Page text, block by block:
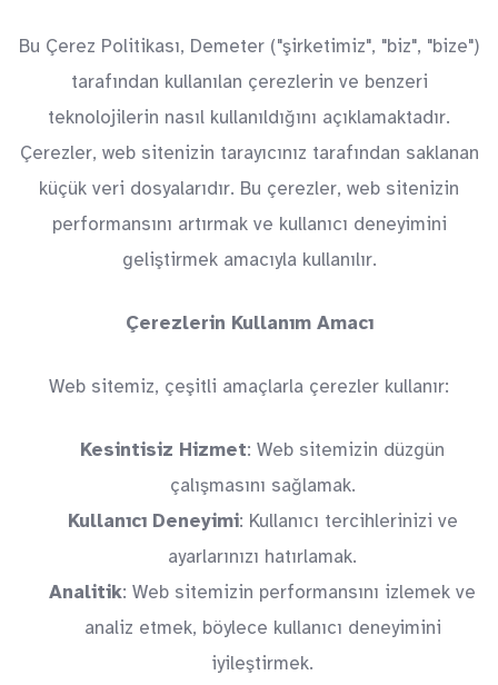
Bu Çerez Politikası, Demeter ("şirketimiz", "biz", "bize")
tarafından kullanılan çerezlerin ve benzeri
teknolojilerin nasıl kullanıldığını açıklamaktadır.
Çerezler, web sitenizin tarayıcınız tarafından saklanan
küçük veri dosyalarıdır. Bu çerezler, web sitenizin
performansını artırmak ve kullanıcı deneyimini
geliştirmek amacıyla kullanılır.
Çerezlerin Kullanım Amacı
Web sitemiz, çeşitli amaçlarla çerezler kullanır:
Kesintisiz Hizmet: Web sitemizin düzgün
çalışmasını sağlamak.
Kullanıcı Deneyimi: Kullanıcı tercihlerinizi ve
ayarlarınızı hatırlamak.
Analitik: Web sitemizin performansını izlemek ve
analiz etmek, böylece kullanıcı deneyimini
iyileştirmek.